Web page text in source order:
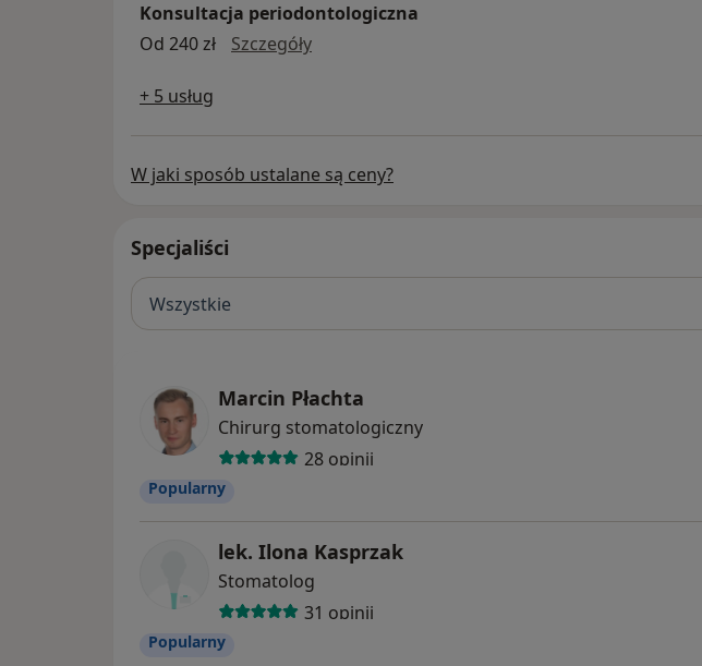
Konsultacja periodontologiczna
Od 240 zł
SzczegółyKonsultacja periodontologiczna
+ 5 usług
W jaki sposób ustalane są ceny?
Specjaliści
Wszystkie
Marcin Płachta
Chirurg stomatologiczny
28 opinii
Popularny
lek. Ilona Kasprzak
Stomatolog
31 opinii
Popularny